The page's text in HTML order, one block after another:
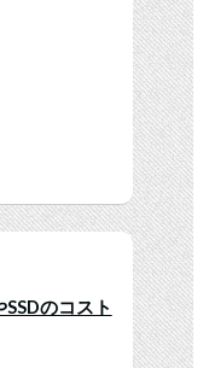
のコスト